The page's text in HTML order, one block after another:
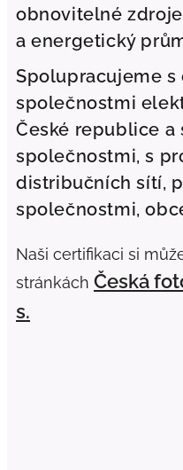
obnovitelné
a energetický
Spolupracujeme
společnostmi
České republice
společnostmi, s
distribučních sítí,
společnostmi,
Naši certifikaci si
stránkách Česká
s.